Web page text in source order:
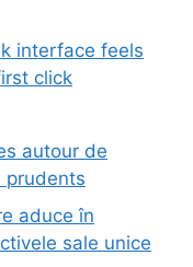
interface feels
click
autour de
prudents
aduce în
sale unice